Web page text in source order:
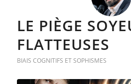
LE PIÈGE
FLATTEUSES
BIAIS COGNITIFS ET SOPHISMES